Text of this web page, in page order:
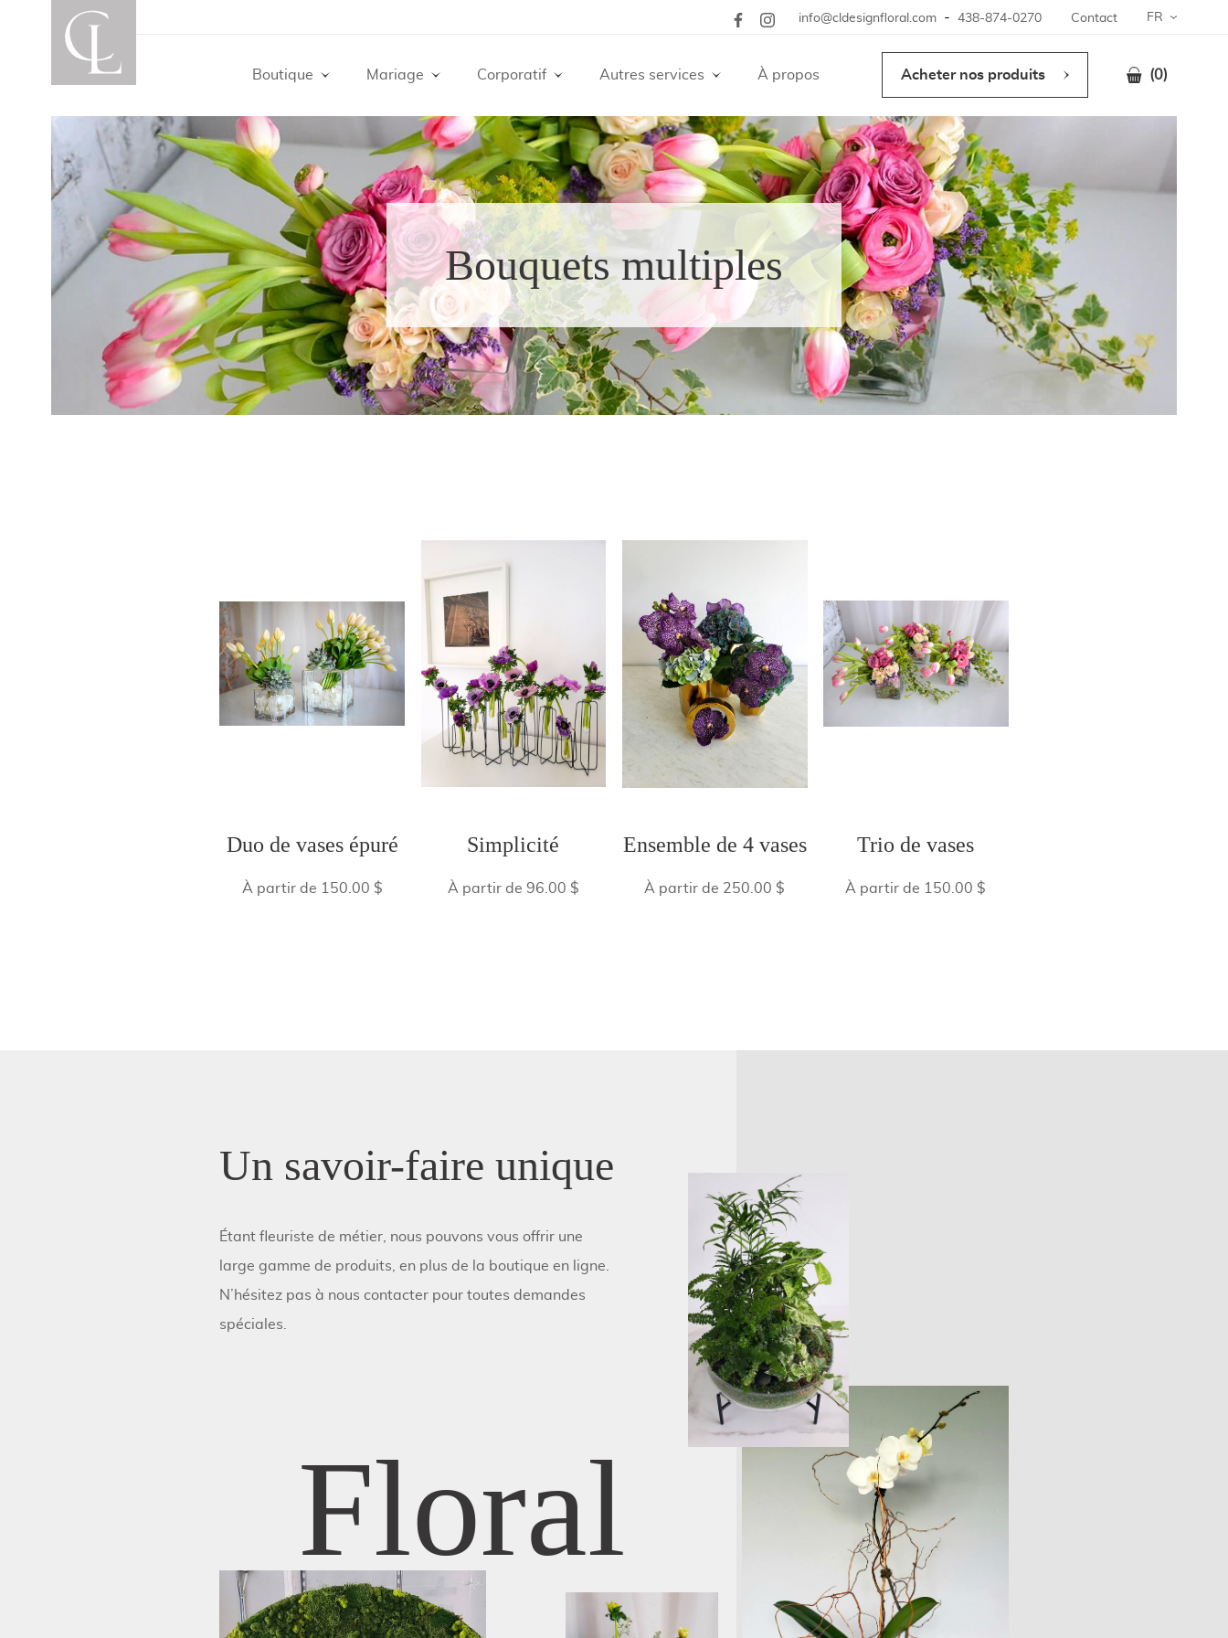
info@cldesignfloral.com - 438-874-0270 Contact FR
Boutique Mariage Corporatif Autres services À propos Acheter nos produits (0)
Bouquets multiples
Duo de vases épuré
À partir de 150.00 $
Simplicité
À partir de 96.00 $
Ensemble de 4 vases
À partir de 250.00 $
Trio de vases
À partir de 150.00 $
Un savoir-faire unique
Étant fleuriste de métier, nous pouvons vous offrir une
large gamme de produits, en plus de la boutique en ligne.
N’hésitez pas à nous contacter pour toutes demandes
spéciales.
Floral